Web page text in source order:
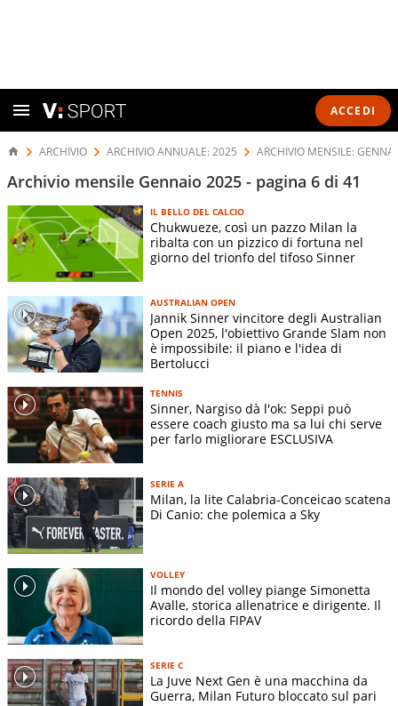
ACCEDI
ARCHIVIO ARCHIVIO ANNUALE: 2025 ARCHIVIO MENSILE:
Archivio mensile Gennaio 2025 - pagina 6 di 41
IL BELLO DEL CALCIO
Chukwueze, così un pazzo Milan la
ribalta con un pizzico di fortuna nel
giorno del trionfo del tifoso Sinner
AUSTRALIAN OPEN
Jannik Sinner vincitore degli Australian
Open 2025, l'obiettivo Grande Slam non
è impossibile: il piano e l'idea di
Bertolucci
TENNIS
Sinner, Nargiso dà l'ok: Seppi può
essere coach giusto ma sa lui chi serve
per farlo migliorare ESCLUSIVA
SERIE A
Milan, la lite Calabria-Conceicao scatena
Di Canio: che polemica a Sky
VOLLEY
Il mondo del volley piange Simonetta
Avalle, storica allenatrice e dirigente. Il
ricordo della FIPAV
SERIE C
La Juve Next Gen è una macchina da
Guerra, Milan Futuro bloccato sul pari